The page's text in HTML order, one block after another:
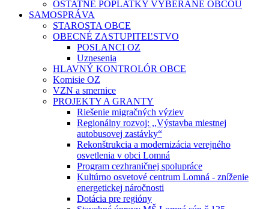
OSTATNÉ POPLATKY VYBERANÉ OBCOU
SAMOSPRÁVA
STAROSTA OBCE
OBECNÉ ZASTUPITEĽSTVO
POSLANCI OZ
Uznesenia
HLAVNÝ KONTROLÓR OBCE
Komisie OZ
VZN a smernice
PROJEKTY A GRANTY
Riešenie migračných výziev
Regionálny rozvoj: ,,Výstavba miestnej
autobusovej zastávky“
Rekonštrukcia a modernizácia verejného
osvetlenia v obci Lomná
Program cezhraničnej spolupráce
Kultúrno osvetové centrum Lomná - zníženie
energetickej náročnosti
Dotácia pre regióny